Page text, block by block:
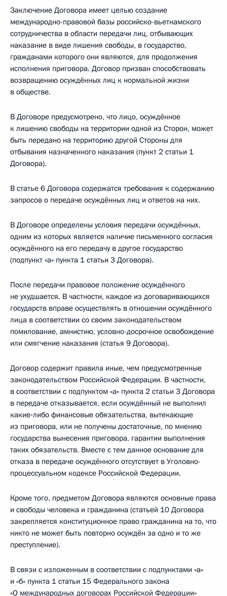
Заключение Договора имеет целью создание
международно-правовой базы российско-вьетнамского
сотрудничества в области передачи лиц, отбывающих
наказание в виде лишения свободы, в государство,
гражданами которого они являются, для продолжения
исполнения приговора. Договор призван способствовать
возвращению осуждённых лиц к нормальной жизни
в обществе.
В Договоре предусмотрено, что лицо, осуждённое
к лишению свободы на территории одной из Сторон, может
быть передано на территорию другой Стороны для
отбывания назначенного наказания (пункт 2 статьи 1
Договора).
В статье 6 Договора содержатся требования к содержанию
запросов о передаче осуждённых лиц и ответов на них.
В Договоре определены условия передачи осуждённых,
одним из которых является наличие письменного согласия
осуждённого на его передачу в другое государство
(подпункт «а» пункта 1 статьи 3 Договора).
После передачи правовое положение осуждённого
не ухудшается. В частности, каждое из договаривающихся
государств вправе осуществлять в отношении осуждённого
лица в соответствии со своим законодательством
помилование, амнистию, условно-досрочное освобождение
или смягчение наказания (статья 9 Договора).
Договор содержит правила иные, чем предусмотренные
законодательством Российской Федерации. В частности,
в соответствии с подпунктом «а» пункта 2 статьи 3 Договора
в передаче отказывается, если осуждённый не выполнил
какие‑либо финансовые обязательства, вытекающие
из приговора, или не получены достаточные, по мнению
государства вынесения приговора, гарантии выполнения
таких обязательств. Вместе с тем данное основание для
отказа в передаче осуждённого отсутствует в Уголовно-
процессуальном кодексе Российской Федерации.
Кроме того, предметом Договора являются основные права
и свободы человека и гражданина (статьей 10 Договора
закрепляется конституционное право гражданина на то, что
никто не может быть повторно осуждён за одно и то же
преступление).
В связи с изложенным в соответствии с подпунктами «а»
и «б» пункта 1 статьи 15 Федерального закона
«О международных договорах Российской Федерации»